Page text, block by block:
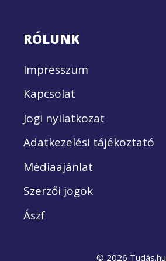
RÓLUNK
Impresszum
Kapcsolat
Jogi nyilatkozat
Adatkezelési tájékoztató
Médiaajánlat
Szerzői jogok
Ászf
© 2026 Tudás.hu